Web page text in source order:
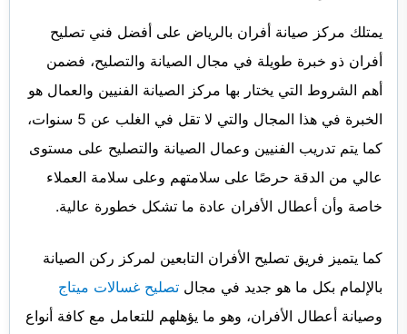
يمتلك مركز صيانة أفران بالرياض على أفضل فني تصليح
أفران ذو خبرة طويلة في مجال الصيانة والتصليح، فضمن
أهم الشروط التي يختار بها مركز الصيانة الفنيين والعمال هو
الخبرة في هذا المجال والتي لا تقل في الغلب عن 5 سنوات،
كما يتم تدريب الفنيين وعمال الصيانة والتصليح على مستوى
عالي من الدقة حرصًا على سلامتهم وعلى سلامة العملاء
خاصة وأن أعطال الأفران عادة ما تشكل خطورة عالية.
كما يتميز فريق تصليح الأفران التابعين لمركز ركن الصيانة
بالإلمام بكل ما هو جديد في مجال تصليح غسالات ميتاج
وصيانة أعطال الأفران، وهو ما يؤهلهم للتعامل مع كافة أنواع